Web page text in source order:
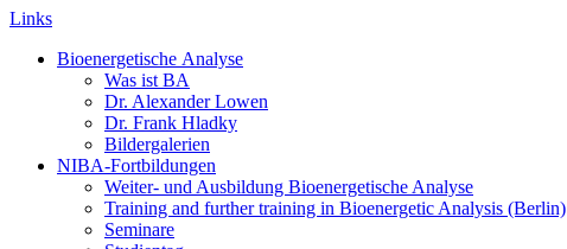
Links
Bioenergetische Analyse
Was ist BA
Dr. Alexander Lowen
Dr. Frank Hladky
Bildergalerien
NIBA-Fortbildungen
Weiter- und Ausbildung Bioenergetische Analyse
Training and further training in Bioenergetic Analysis (Berlin)
Seminare